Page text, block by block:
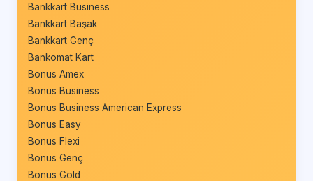
Bankkart Business
Bankkart Başak
Bankkart Genç
Bankomat Kart
Bonus Amex
Bonus Business
Bonus Business American Express
Bonus Easy
Bonus Flexi
Bonus Genç
Bonus Gold